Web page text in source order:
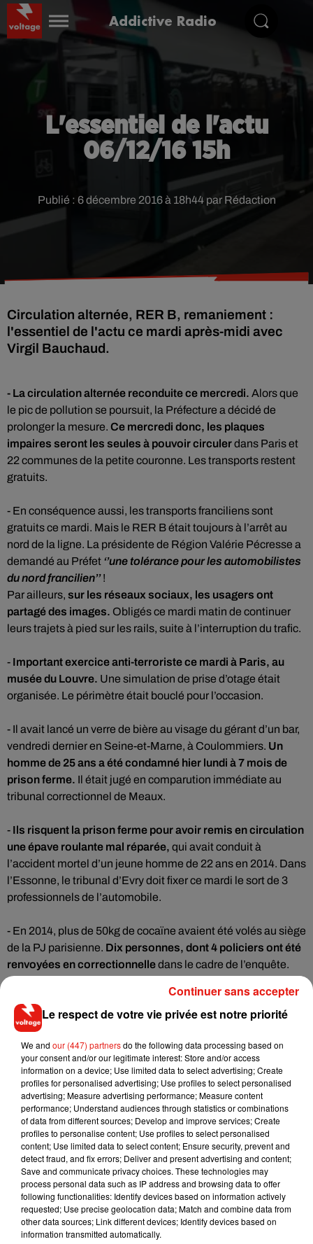
Addictive Radio
L'essentiel de l'actu
06/12/16 15h
Publié : 6 décembre 2016 à 18h44 par Rédaction
Circulation alternée, RER B, remaniement :
l'essentiel de l'actu ce mardi après-midi avec
Virgil Bauchaud.
- La circulation alternée reconduite ce mercredi. Alors que
le pic de pollution se poursuit, la Préfecture a décidé de
prolonger la mesure. Ce mercredi donc, les plaques
impaires seront les seules à pouvoir circulerdans Paris et
22 communes de la petite couronne. Les transports restent
gratuits.
- En conséquence aussi, les transports franciliens sont
gratuits ce mardi. Mais le RER B était toujours à l’arrêt au
nord de la ligne. La présidente de Région Valérie Pécresse a
demandé au Préfet ‘’une tolérance pour les automobilistes
du nord francilien’’!
Par ailleurs, sur les réseaux sociaux, les usagers ont
partagé des images. Obligés ce mardi matin de continuer
leurs trajets à pied sur les rails, suite à l’interruption du trafic.
- Important exercice anti-terroriste ce mardi à Paris, au
musée du Louvre. Une simulation de prise d’otage était
organisée. Le périmètre était bouclé pour l’occasion.
- Il avait lancé un verre de bière au visage du gérant d’un bar,
vendredi dernier en Seine-et-Marne, à Coulommiers. Un
homme de 25 ans a été condamné hier lundi à 7 mois de
prison ferme. Il était jugé en comparution immédiate au
tribunal correctionnel de Meaux.
- Ils risquent la prison ferme pour avoir remis en circulation
une épave roulante mal réparée, qui avait conduit à
l’accident mortel d’un jeune homme de 22 ans en 2014. Dans
l’Essonne, le tribunal d’Evry doit fixer ce mardi le sort de 3
professionnels de l’automobile.
- En 2014, plus de 50kg de cocaïne avaient été volés au siège
de la PJ parisienne. Dix personnes, dont 4 policiers ont été
renvoyées en correctionnelledans le cadre de l’enquête.
Passation de pouvoir à 16h à Matignon entre Manuel Valls
et Bernard Cazeneuve,suite au remaniement. Lui-même
remplacé par Bruno Le Roux au Ministère de l’Intérieur, à
17h30.
- Et puis dernier match de poule de Ligue des Champions ce
soir. Déjà qualifié,le PSG reçoit le club bulgare de
Ludogoretz, à 20h45, au Parc des Princes
Ecouter L'essentiel de l'actu 06/12/2016 15h
Musique
Le respect de votre vie privée est notre priorité
We and our (447) partnersdo the following data processing based on
your consent and/or our legitimate interest: Store and/or access
information on a device; Use limited data to select advertising; Create
profiles for personalised advertising; Use profiles to select personalised
advertising; Measure advertising performance; Measure content
performance; Understand audiences through statistics or combinations
of data from different sources; Develop and improve services; Create
profiles to personalise content; Use profiles to select personalised
content; Use limited data to select content; Ensure security, prevent and
detect fraud, and fix errors; Deliver and present advertising and content;
Save and communicate privacy choices. These technologies may
process personal data such as IP address and browsing data to offer
following functionalities: Identify devices based on information actively
requested; Use precise geolocation data; Match and combine data from
other data sources; Link different devices; Identify devices based on
information transmitted automatically.
Continuer sans accepter